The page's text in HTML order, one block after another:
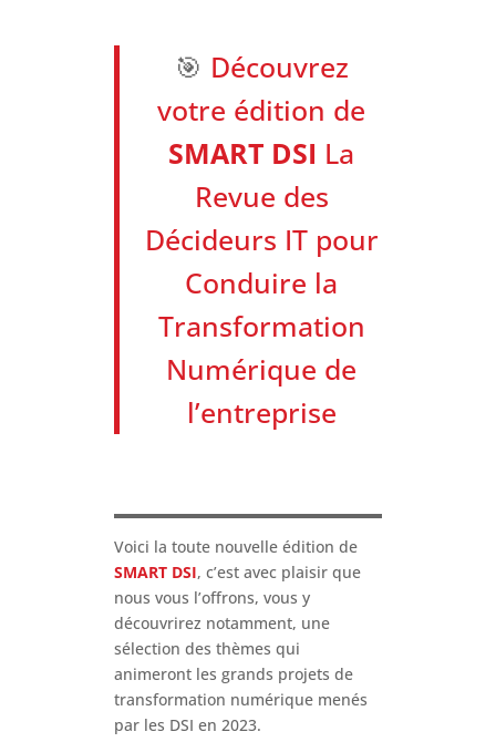
🎯 Découvrez
votre édition de
SMART DSI La
Revue des
Décideurs IT pour
Conduire la
Transformation
Numérique de
l’entreprise
Voici la toute nouvelle édition de
SMART DSI, c’est avec plaisir que
nous vous l’offrons, vous y
découvrirez notamment, une
sélection des thèmes qui
animeront les grands projets de
transformation numérique menés
par les DSI en 2023.